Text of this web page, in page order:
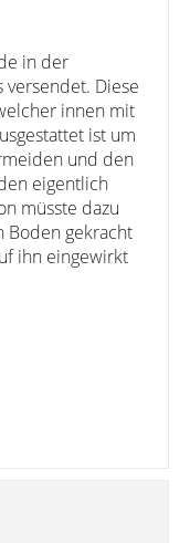
in der
Diese
innen mit
ist um
und den
eigentlich
müsste dazu
Boden gekracht
ihn eingewirkt